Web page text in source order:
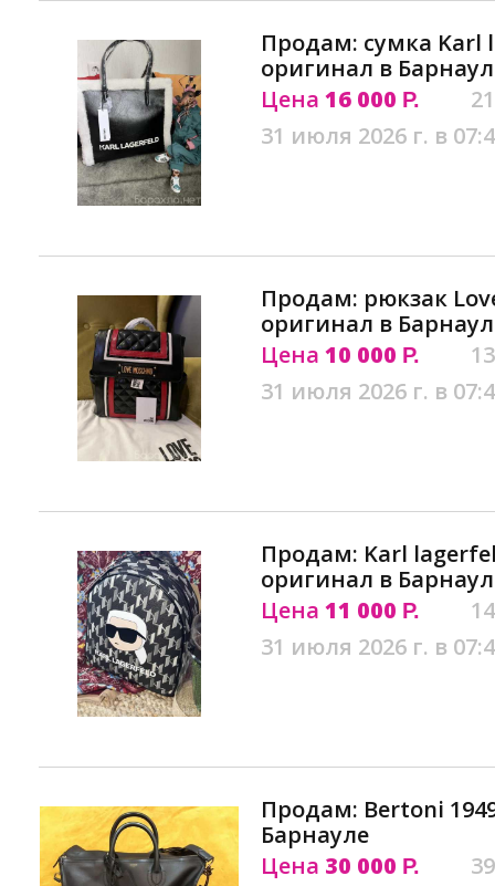
Продам: сумка Karl
оригинал в
Цена 16 000 Р.
31 июля 2026 г. в
Продам: рюкзак
оригинал в
Цена 10 000 Р.
31 июля 2026 г. в
Продам: Karl
оригинал в
Цена 11 000 Р.
31 июля 2026 г. в
Продам: Bertoni
Барнауле
Цена 30 000 Р.